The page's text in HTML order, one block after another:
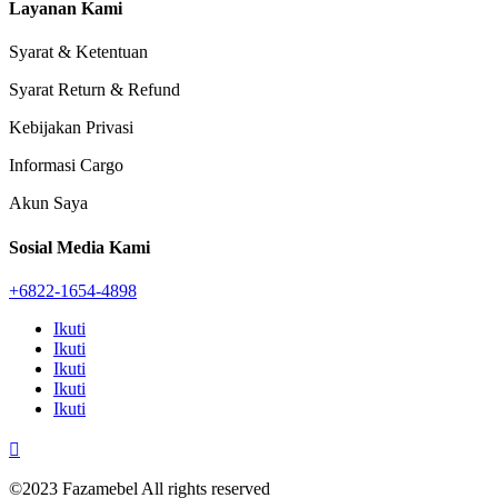
Layanan Kami
Syarat & Ketentuan
Syarat Return & Refund
Kebijakan Privasi
Informasi Cargo
Akun Saya
Sosial Media Kami
+6822-1654-4898
Ikuti
Ikuti
Ikuti
Ikuti
Ikuti

©2023 Fazamebel All rights reserved